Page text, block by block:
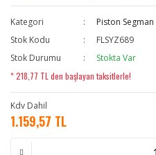
Kategori
Piston Segman
Stok Kodu
FLSYZ689
Stok Durumu
Stokta Var
* 218,77 TL den başlayan taksitlerle!
Kdv Dahil
1.159,57 TL